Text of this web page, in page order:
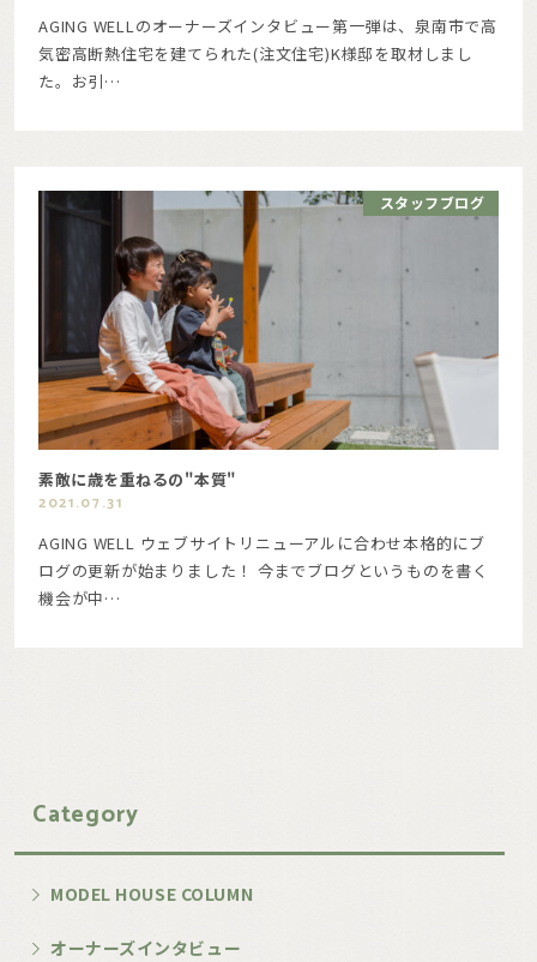
AGING WELLのオーナーズインタビュー第一弾は、泉南市で高
気密高断熱住宅を建てられた(注文住宅)K様邸を取材しまし
た。お引…
スタッフブログ
素敵に歳を重ねるの"本質"
2021.07.31
AGING WELL ウェブサイトリニューアルに合わせ本格的にブ
ログの更新が始まりました！ 今までブログというものを書く
機会が中…
Category
MODEL HOUSE COLUMN
オーナーズインタビュー